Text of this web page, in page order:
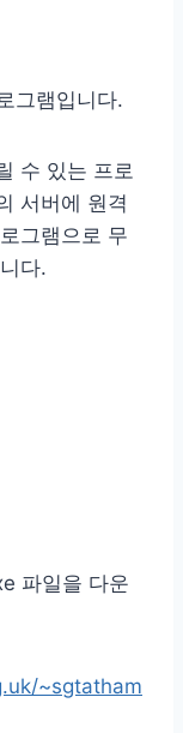
그램입니다.
수 있는 프로
서버에 원격
그램으로 무
다.
파일을 다운
~sgtatham